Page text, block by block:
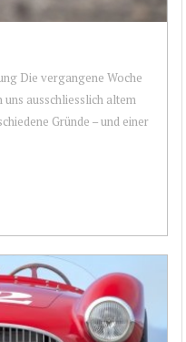
Die vergangene Woche
uns ausschliesslich altem
Gründe – und einer